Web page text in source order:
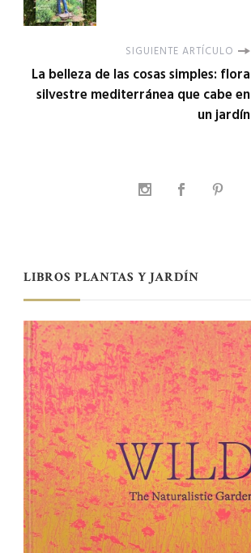
SIGUIENTE ARTÍCULO
La belleza de las cosas simples: flora
silvestre mediterránea que cabe en
un jardín
LIBROS PLANTAS Y JARDÍN